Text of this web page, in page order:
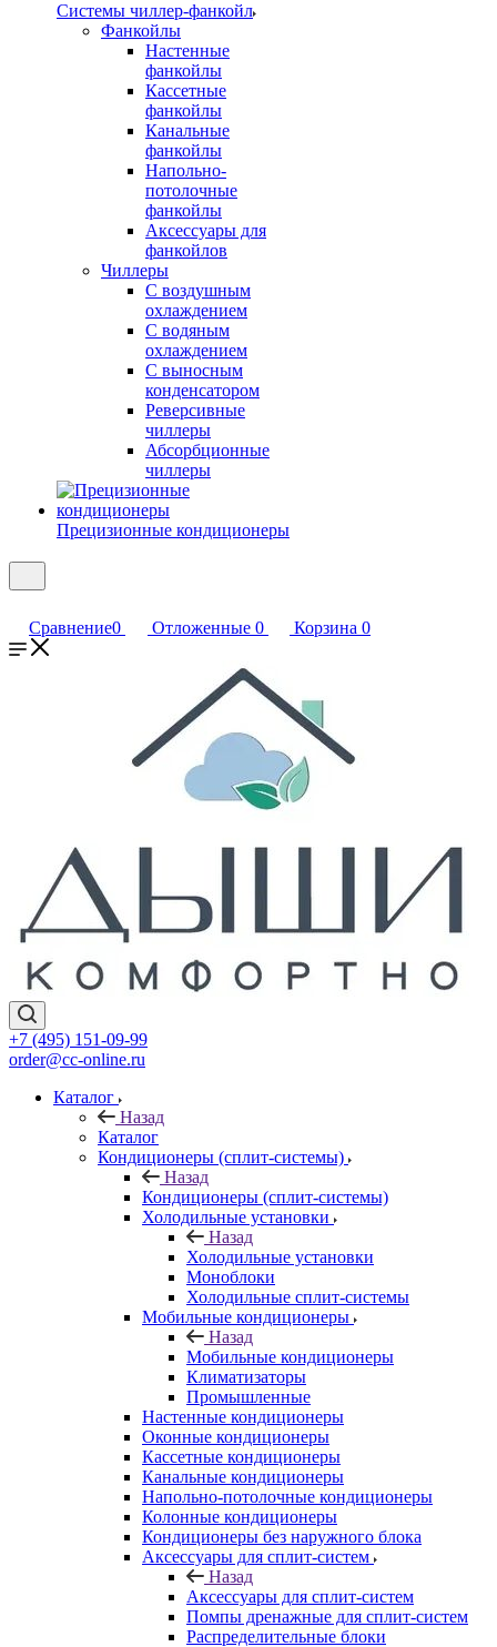
Системы чиллер-фанкойл
Фанкойлы
Настенные
фанкойлы
Кассетные
фанкойлы
Канальные
фанкойлы
Напольно-
потолочные
фанкойлы
Аксессуары для
фанкойлов
Чиллеры
С воздушным
охлаждением
С водяным
охлаждением
С выносным
конденсатором
Реверсивные
чиллеры
Абсорбционные
чиллеры
Прецизионные кондиционеры
Сравнение0 Отложенные 0 Корзина 0
+7 (495) 151-09-99
order@cc-online.ru
Каталог
Назад
Каталог
Кондиционеры (сплит-системы)
Назад
Кондиционеры (сплит-системы)
Холодильные установки
Назад
Холодильные установки
Моноблоки
Холодильные сплит-системы
Мобильные кондиционеры
Назад
Мобильные кондиционеры
Климатизаторы
Промышленные
Настенные кондиционеры
Оконные кондиционеры
Кассетные кондиционеры
Канальные кондиционеры
Напольно-потолочные кондиционеры
Колонные кондиционеры
Кондиционеры без наружного блока
Аксессуары для сплит-систем
Назад
Аксессуары для сплит-систем
Помпы дренажные для сплит-систем
Распределительные блоки